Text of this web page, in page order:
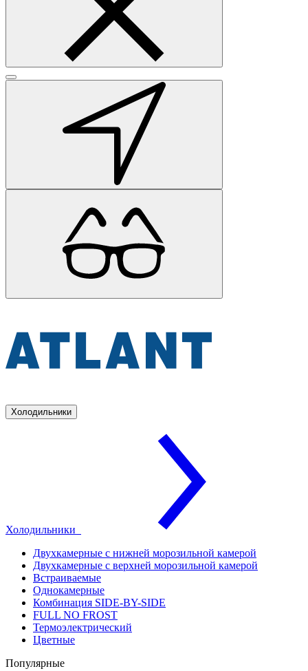
Холодильники
Холодильники
Двухкамерные с нижней морозильной камерой
Двухкамерные с верхней морозильной камерой
Встраиваемые
Однокамерные
Комбинация SIDE-BY-SIDE
FULL NO FROST
Термоэлектрический
Цветные
Популярные